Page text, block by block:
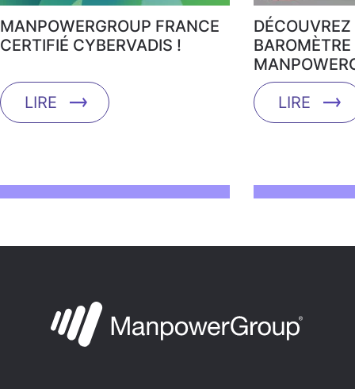
MANPOWERGROUP FRANCE
CERTIFIÉ CYBERVADIS !
LIRE
DÉCOUVREZ
LIRE